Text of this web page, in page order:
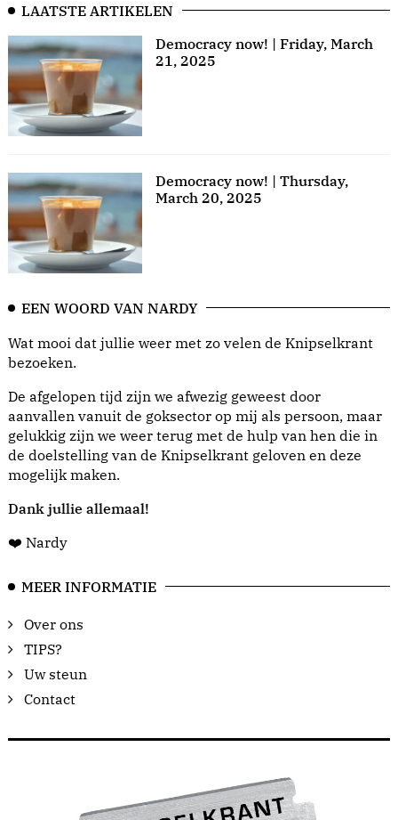
LAATSTE ARTIKELEN
Democracy now! | Friday, March
21, 2025
Democracy now! | Thursday,
March 20, 2025
EEN WOORD VAN NARDY
Wat mooi dat jullie weer met zo velen de Knipselkrant
bezoeken.
De afgelopen tijd zijn we afwezig geweest door
aanvallen vanuit de goksector op mij als persoon, maar
gelukkig zijn we weer terug met de hulp van hen die in
de doelstelling van de Knipselkrant geloven en deze
mogelijk maken.
Dank jullie allemaal!
❤️ Nardy
MEER INFORMATIE
Over ons
TIPS?
Uw steun
Contact